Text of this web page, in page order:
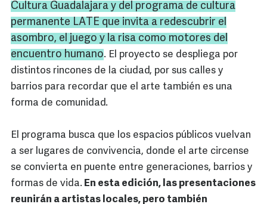
Cultura Guadalajara y del programa de cultura
permanente LATE que invita a redescubrir el
asombro, el juego y la risa como motores del
encuentro humano. El proyecto se despliega por
distintos rincones de la ciudad, por sus calles y
barrios para recordar que el arte también es una
forma de comunidad.
El programa busca que los espacios públicos vuelvan
a ser lugares de convivencia, donde el arte circense
se convierta en puente entre generaciones, barrios y
formas de vida. En esta edición, las presentaciones
reunirán a artistas locales, pero también